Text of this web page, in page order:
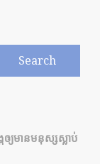
Search
ឲ្យមានមនុស្សស្លាប់​